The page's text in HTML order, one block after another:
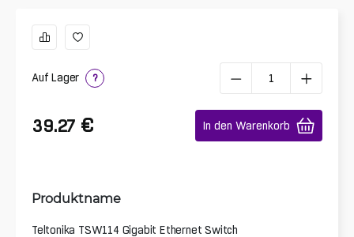
Auf Lager ?
39.27 € In den Warenkorb
Produktname
Teltonika TSW114 Gigabit Ethernet Switch